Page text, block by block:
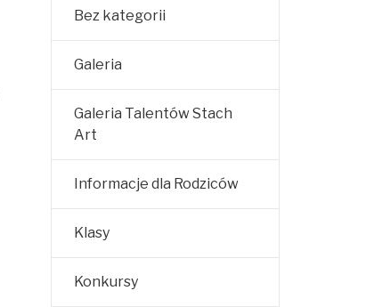
Bez kategorii
Galeria
Galeria Talentów Stach
Art
Informacje dla Rodziców
Klasy
Konkursy